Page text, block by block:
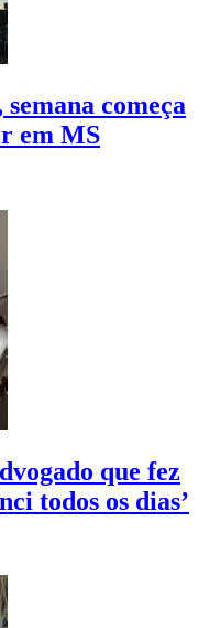
começa
em MS
que fez
todos os dias’